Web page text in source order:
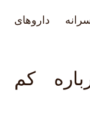
داروهای
کم